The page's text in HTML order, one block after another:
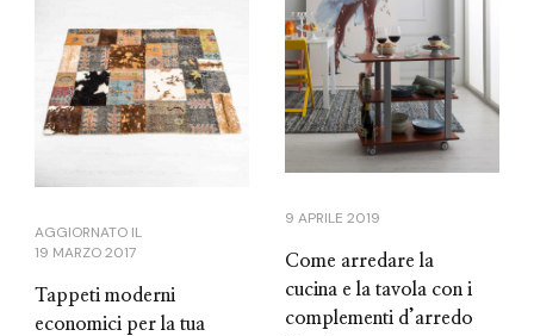
AGGIORNATO IL
19 MARZO 2017
Tappeti moderni
economici per la tua
9 APRILE 2019
Come arredare la
cucina e la tavola con i
complementi d’arredo